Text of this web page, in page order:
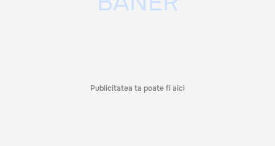
Publicitatea ta poate fi aici